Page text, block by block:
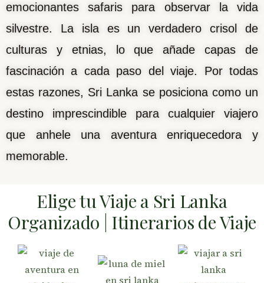
emocionantes safaris para observar la vida
silvestre. La isla es un verdadero crisol de
culturas y etnias, lo que añade capas de
fascinación a cada paso del viaje. Por todas
estas razones, Sri Lanka se posiciona como un
destino imprescindible para cualquier viajero
que anhele una aventura enriquecedora y
memorable.
Elige tu Viaje a Sri Lanka
Organizado | Itinerarios de Viaje